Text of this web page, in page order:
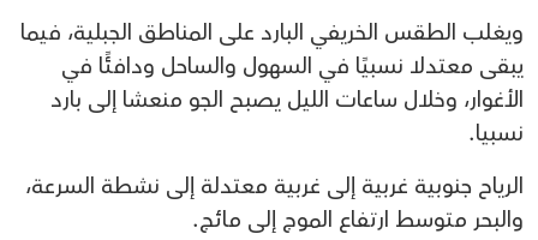
ويغلب الطقس الخريفي البارد على المناطق الجبلية، فيما
يبقى معتدلا نسبيًا في السهول والساحل ودافئًا في
الأغوار، وخلال ساعات الليل يصبح الجو منعشا إلى بارد
نسبيا.
الرياح جنوبية غربية إلى غربية معتدلة إلى نشطة السرعة،
والبحر متوسط ارتفاع الموج إلى مائج.